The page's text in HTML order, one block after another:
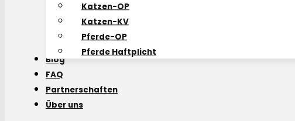
Katzen-OP
Katzen-KV
Pferde-OP
Pferde Haftplicht
Blog
FAQ
Partnerschaften
Über uns